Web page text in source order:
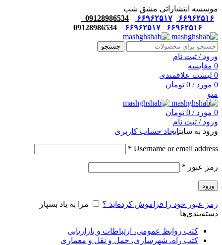
موسسه انتشاراتی مشق شب
۶۶۹۶۲۵۱۶
۶۶۹۶۲۵۱۷
09128986534
۶۶۹۶۲۵۱۶
۶۶۹۶۲۵۱۷ 09128986534
جستجو
ورود / ثبت نام
0 مقایسه
0 لیست علاقمندی
0 مورد /
0 تومان
منو
0 مورد /
0 تومان
ورود / ثبت نام
ورود به سایتایجاد حساب کاربری
Username or email address
*
رمز عبور *
ورود
رمز عبور خود را فراموش کرده‌اید ؟
مرا به یاد بسپار
دسته‌بندی‌ها
کتب روابط عمومی، ارتباطات و بازاریابی
کتب راه، شهرسازی، حمل و نقل و معماری